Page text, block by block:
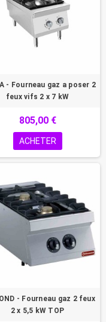
- Fourneau gaz a poser 2
feux vifs 2 x 7 kW
805,00 €
ACHETER
- Fourneau gaz 2 feux
2 x 5,5 kW TOP